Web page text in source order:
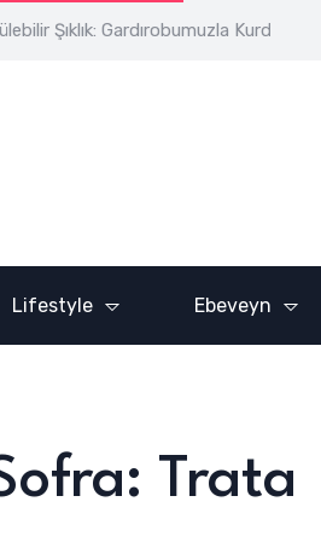
Gardırobumuzla Kurduğumuz İlişkiyi
Lifestyle Ebeveyn
Trata